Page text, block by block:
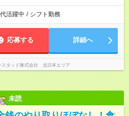
活躍中 / シフト勤務
応募する 詳細へ
スタッド株式会社 北日本エリア
未読